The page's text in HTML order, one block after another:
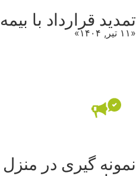
تمدید قرارداد با بیمه
«۱۱ تیر, ۱۴۰۴»
نمونه گیری در